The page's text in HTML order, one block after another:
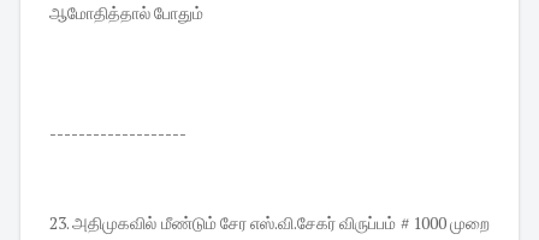
ஆமோதித்தால் போதும்
-------------------
23. அதிமுகவில் மீண்டும் சேர எஸ்.வி.சேகர் விருப்பம் # 1000 முறை